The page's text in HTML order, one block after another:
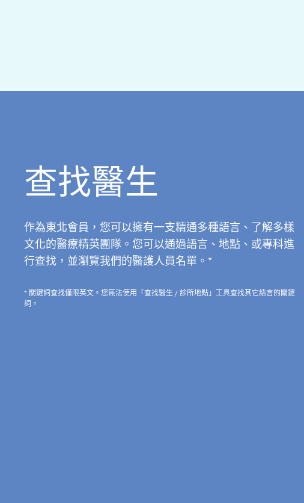
查找醫生
作為東北會員，您可以擁有一支精通多種語言、了解多樣
文化的醫療精英團隊。您可以通過語言、地點、或專科進
行查找，並瀏覽我們的醫護人員名單。*
* 關鍵詞查找僅限英文。您無法使用「查找醫生 / 診所地點」工具查找其它語言的關鍵
詞。